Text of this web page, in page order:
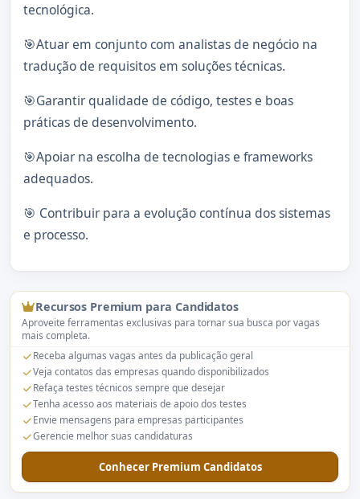
tecnológica.
🎯Atuar em conjunto com analistas de negócio na
tradução de requisitos em soluções técnicas.
🎯Garantir qualidade de código, testes e boas
práticas de desenvolvimento.
🎯Apoiar na escolha de tecnologias e frameworks
adequados.
🎯 Contribuir para a evolução contínua dos sistemas
e processo.
Recursos Premium para Candidatos
Aproveite ferramentas exclusivas para tornar sua busca por vagas
mais completa.
Receba algumas vagas antes da publicação geral
Veja contatos das empresas quando disponibilizados
Refaça testes técnicos sempre que desejar
Tenha acesso aos materiais de apoio dos testes
Envie mensagens para empresas participantes
Gerencie melhor suas candidaturas
Conhecer Premium Candidatos